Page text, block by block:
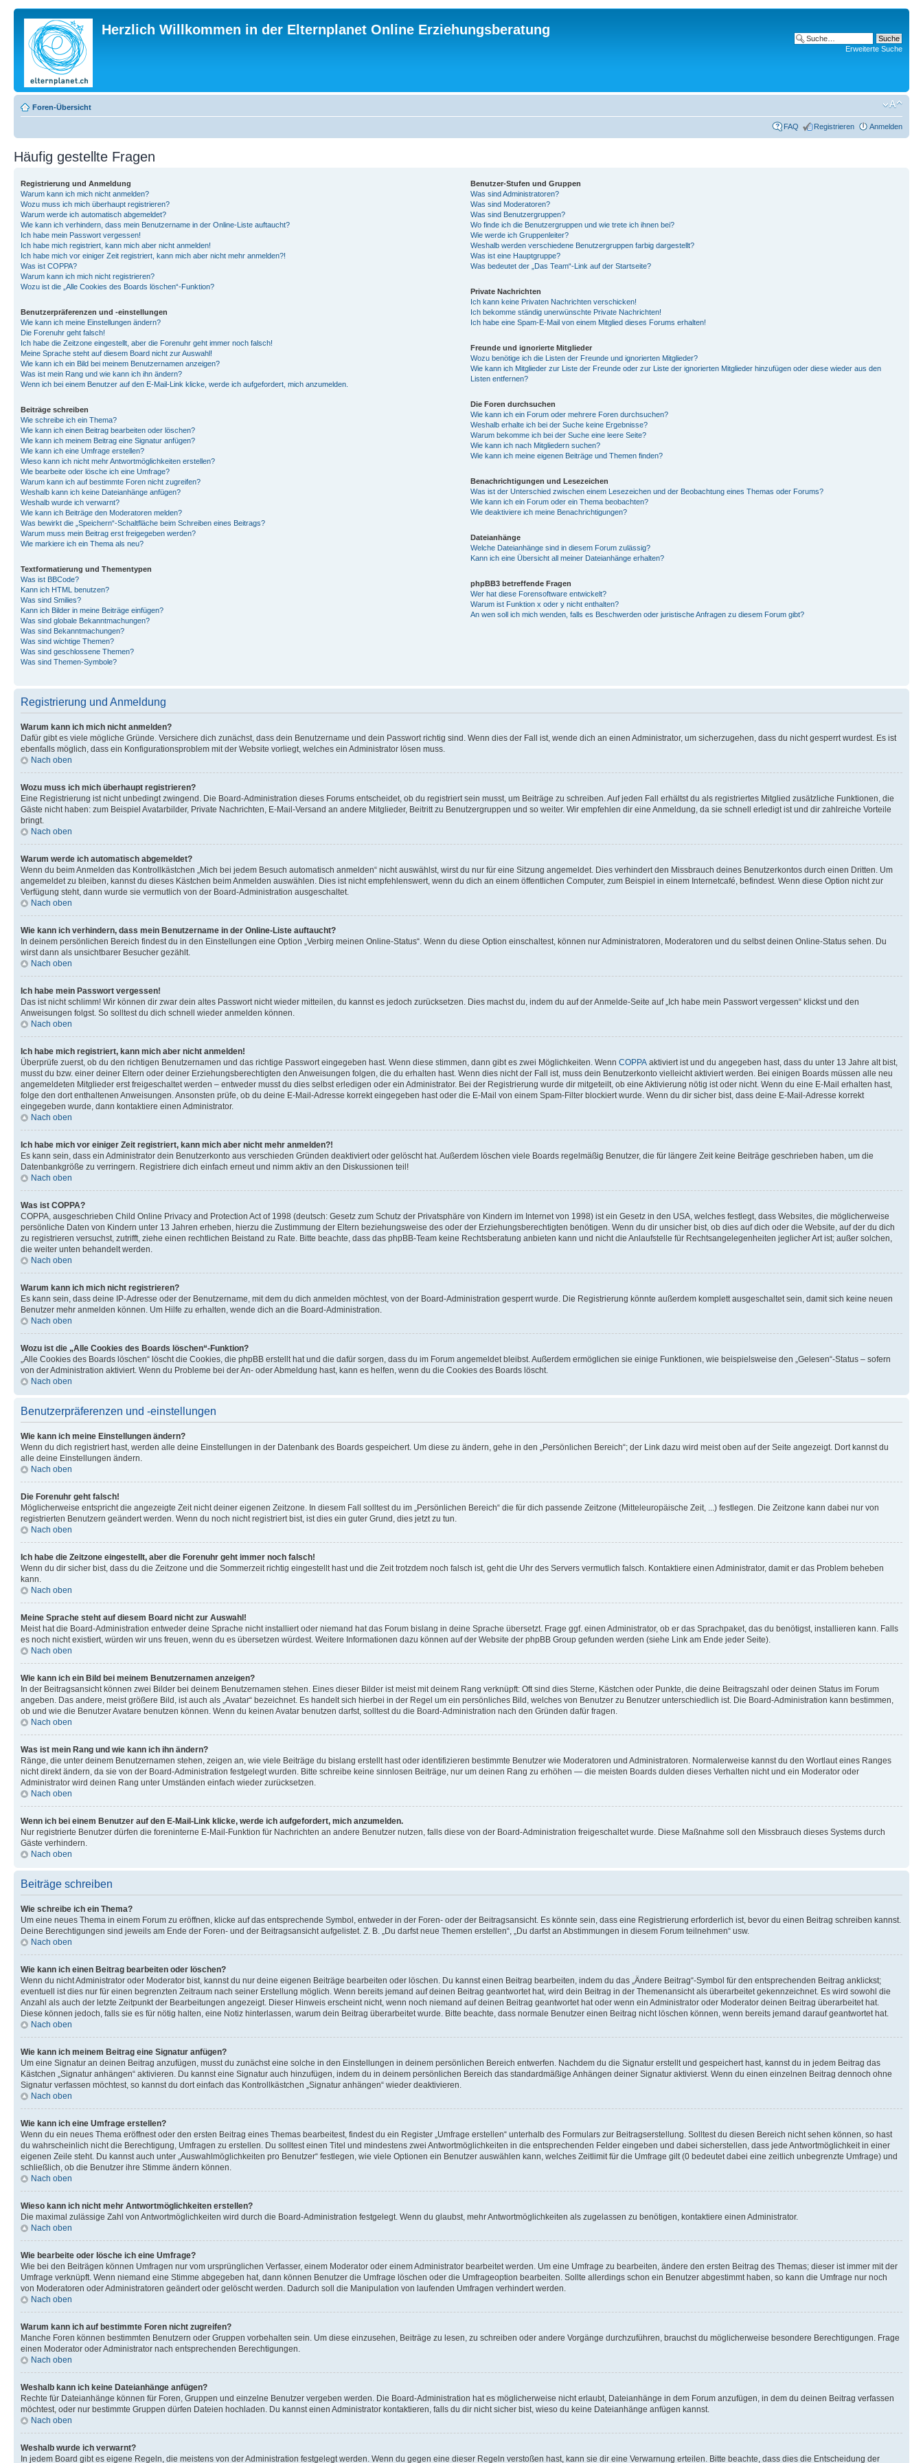
Herzlich Willkommen in der Elternplanet Online Erziehungsberatung
Erweiterte Suche
Foren-Übersicht
FAQ Registrieren Anmelden
Häufig gestellte Fragen
Registrierung und Anmeldung
Warum kann ich mich nicht anmelden?
Wozu muss ich mich überhaupt registrieren?
Warum werde ich automatisch abgemeldet?
Wie kann ich verhindern, dass mein Benutzername in der Online-Liste auftaucht?
Ich habe mein Passwort vergessen!
Ich habe mich registriert, kann mich aber nicht anmelden!
Ich habe mich vor einiger Zeit registriert, kann mich aber nicht mehr anmelden?!
Was ist COPPA?
Warum kann ich mich nicht registrieren?
Wozu ist die „Alle Cookies des Boards löschen“-Funktion?
Benutzerpräferenzen und -einstellungen
Wie kann ich meine Einstellungen ändern?
Die Forenuhr geht falsch!
Ich habe die Zeitzone eingestellt, aber die Forenuhr geht immer noch falsch!
Meine Sprache steht auf diesem Board nicht zur Auswahl!
Wie kann ich ein Bild bei meinem Benutzernamen anzeigen?
Was ist mein Rang und wie kann ich ihn ändern?
Wenn ich bei einem Benutzer auf den E-Mail-Link klicke, werde ich aufgefordert, mich anzumelden.
Beiträge schreiben
Wie schreibe ich ein Thema?
Wie kann ich einen Beitrag bearbeiten oder löschen?
Wie kann ich meinem Beitrag eine Signatur anfügen?
Wie kann ich eine Umfrage erstellen?
Wieso kann ich nicht mehr Antwortmöglichkeiten erstellen?
Wie bearbeite oder lösche ich eine Umfrage?
Warum kann ich auf bestimmte Foren nicht zugreifen?
Weshalb kann ich keine Dateianhänge anfügen?
Weshalb wurde ich verwarnt?
Wie kann ich Beiträge den Moderatoren melden?
Was bewirkt die „Speichern“-Schaltfläche beim Schreiben eines Beitrags?
Warum muss mein Beitrag erst freigegeben werden?
Wie markiere ich ein Thema als neu?
Textformatierung und Thementypen
Was ist BBCode?
Kann ich HTML benutzen?
Was sind Smilies?
Kann ich Bilder in meine Beiträge einfügen?
Was sind globale Bekanntmachungen?
Was sind Bekanntmachungen?
Was sind wichtige Themen?
Was sind geschlossene Themen?
Was sind Themen-Symbole?
Benutzer-Stufen und Gruppen
Was sind Administratoren?
Was sind Moderatoren?
Was sind Benutzergruppen?
Wo finde ich die Benutzergruppen und wie trete ich ihnen bei?
Wie werde ich Gruppenleiter?
Weshalb werden verschiedene Benutzergruppen farbig dargestellt?
Was ist eine Hauptgruppe?
Was bedeutet der „Das Team“-Link auf der Startseite?
Private Nachrichten
Ich kann keine Privaten Nachrichten verschicken!
Ich bekomme ständig unerwünschte Private Nachrichten!
Ich habe eine Spam-E-Mail von einem Mitglied dieses Forums erhalten!
Freunde und ignorierte Mitglieder
Wozu benötige ich die Listen der Freunde und ignorierten Mitglieder?
Wie kann ich Mitglieder zur Liste der Freunde oder zur Liste der ignorierten Mitglieder hinzufügen oder diese wieder aus den
Listen entfernen?
Die Foren durchsuchen
Wie kann ich ein Forum oder mehrere Foren durchsuchen?
Weshalb erhalte ich bei der Suche keine Ergebnisse?
Warum bekomme ich bei der Suche eine leere Seite?
Wie kann ich nach Mitgliedern suchen?
Wie kann ich meine eigenen Beiträge und Themen finden?
Benachrichtigungen und Lesezeichen
Was ist der Unterschied zwischen einem Lesezeichen und der Beobachtung eines Themas oder Forums?
Wie kann ich ein Forum oder ein Thema beobachten?
Wie deaktiviere ich meine Benachrichtigungen?
Dateianhänge
Welche Dateianhänge sind in diesem Forum zulässig?
Kann ich eine Übersicht all meiner Dateianhänge erhalten?
phpBB3 betreffende Fragen
Wer hat diese Forensoftware entwickelt?
Warum ist Funktion x oder y nicht enthalten?
An wen soll ich mich wenden, falls es Beschwerden oder juristische Anfragen zu diesem Forum gibt?
Registrierung und Anmeldung
Warum kann ich mich nicht anmelden?
Dafür gibt es viele mögliche Gründe. Versichere dich zunächst, dass dein Benutzername und dein Passwort richtig sind. Wenn dies der Fall ist, wende dich an einen Administrator, um sicherzugehen, dass du nicht gesperrt wurdest. Es ist
ebenfalls möglich, dass ein Konfigurationsproblem mit der Website vorliegt, welches ein Administrator lösen muss.
Nach oben
Wozu muss ich mich überhaupt registrieren?
Eine Registrierung ist nicht unbedingt zwingend. Die Board-Administration dieses Forums entscheidet, ob du registriert sein musst, um Beiträge zu schreiben. Auf jeden Fall erhältst du als registriertes Mitglied zusätzliche Funktionen, die
Gäste nicht haben: zum Beispiel Avatarbilder, Private Nachrichten, E-Mail-Versand an andere Mitglieder, Beitritt zu Benutzergruppen und so weiter. Wir empfehlen dir eine Anmeldung, da sie schnell erledigt ist und dir zahlreiche Vorteile
bringt.
Nach oben
Warum werde ich automatisch abgemeldet?
Wenn du beim Anmelden das Kontrollkästchen „Mich bei jedem Besuch automatisch anmelden“ nicht auswählst, wirst du nur für eine Sitzung angemeldet. Dies verhindert den Missbrauch deines Benutzerkontos durch einen Dritten. Um
angemeldet zu bleiben, kannst du dieses Kästchen beim Anmelden auswählen. Dies ist nicht empfehlenswert, wenn du dich an einem öffentlichen Computer, zum Beispiel in einem Internetcafé, befindest. Wenn diese Option nicht zur
Verfügung steht, dann wurde sie vermutlich von der Board-Administration ausgeschaltet.
Nach oben
Wie kann ich verhindern, dass mein Benutzername in der Online-Liste auftaucht?
In deinem persönlichen Bereich findest du in den Einstellungen eine Option „Verbirg meinen Online-Status“. Wenn du diese Option einschaltest, können nur Administratoren, Moderatoren und du selbst deinen Online-Status sehen. Du
wirst dann als unsichtbarer Besucher gezählt.
Nach oben
Ich habe mein Passwort vergessen!
Das ist nicht schlimm! Wir können dir zwar dein altes Passwort nicht wieder mitteilen, du kannst es jedoch zurücksetzen. Dies machst du, indem du auf der Anmelde-Seite auf „Ich habe mein Passwort vergessen“ klickst und den
Anweisungen folgst. So solltest du dich schnell wieder anmelden können.
Nach oben
Ich habe mich registriert, kann mich aber nicht anmelden!
Überprüfe zuerst, ob du den richtigen Benutzernamen und das richtige Passwort eingegeben hast. Wenn diese stimmen, dann gibt es zwei Möglichkeiten. Wenn COPPA aktiviert ist und du angegeben hast, dass du unter 13 Jahre alt bist,
musst du bzw. einer deiner Eltern oder deiner Erziehungsberechtigten den Anweisungen folgen, die du erhalten hast. Wenn dies nicht der Fall ist, muss dein Benutzerkonto vielleicht aktiviert werden. Bei einigen Boards müssen alle neu
angemeldeten Mitglieder erst freigeschaltet werden – entweder musst du dies selbst erledigen oder ein Administrator. Bei der Registrierung wurde dir mitgeteilt, ob eine Aktivierung nötig ist oder nicht. Wenn du eine E-Mail erhalten hast,
folge den dort enthaltenen Anweisungen. Ansonsten prüfe, ob du deine E-Mail-Adresse korrekt eingegeben hast oder die E-Mail von einem Spam-Filter blockiert wurde. Wenn du dir sicher bist, dass deine E-Mail-Adresse korrekt
eingegeben wurde, dann kontaktiere einen Administrator.
Nach oben
Ich habe mich vor einiger Zeit registriert, kann mich aber nicht mehr anmelden?!
Es kann sein, dass ein Administrator dein Benutzerkonto aus verschieden Gründen deaktiviert oder gelöscht hat. Außerdem löschen viele Boards regelmäßig Benutzer, die für längere Zeit keine Beiträge geschrieben haben, um die
Datenbankgröße zu verringern. Registriere dich einfach erneut und nimm aktiv an den Diskussionen teil!
Nach oben
Was ist COPPA?
COPPA, ausgeschrieben Child Online Privacy and Protection Act of 1998 (deutsch: Gesetz zum Schutz der Privatsphäre von Kindern im Internet von 1998) ist ein Gesetz in den USA, welches festlegt, dass Websites, die möglicherweise
persönliche Daten von Kindern unter 13 Jahren erheben, hierzu die Zustimmung der Eltern beziehungsweise des oder der Erziehungsberechtigten benötigen. Wenn du dir unsicher bist, ob dies auf dich oder die Website, auf der du dich
zu registrieren versuchst, zutrifft, ziehe einen rechtlichen Beistand zu Rate. Bitte beachte, dass das phpBB-Team keine Rechtsberatung anbieten kann und nicht die Anlaufstelle für Rechtsangelegenheiten jeglicher Art ist; außer solchen,
die weiter unten behandelt werden.
Nach oben
Warum kann ich mich nicht registrieren?
Es kann sein, dass deine IP-Adresse oder der Benutzername, mit dem du dich anmelden möchtest, von der Board-Administration gesperrt wurde. Die Registrierung könnte außerdem komplett ausgeschaltet sein, damit sich keine neuen
Benutzer mehr anmelden können. Um Hilfe zu erhalten, wende dich an die Board-Administration.
Nach oben
Wozu ist die „Alle Cookies des Boards löschen“-Funktion?
„Alle Cookies des Boards löschen“ löscht die Cookies, die phpBB erstellt hat und die dafür sorgen, dass du im Forum angemeldet bleibst. Außerdem ermöglichen sie einige Funktionen, wie beispielsweise den „Gelesen“-Status – sofern
von der Administration aktiviert. Wenn du Probleme bei der An- oder Abmeldung hast, kann es helfen, wenn du die Cookies des Boards löscht.
Nach oben
Benutzerpräferenzen und -einstellungen
Wie kann ich meine Einstellungen ändern?
Wenn du dich registriert hast, werden alle deine Einstellungen in der Datenbank des Boards gespeichert. Um diese zu ändern, gehe in den „Persönlichen Bereich“; der Link dazu wird meist oben auf der Seite angezeigt. Dort kannst du
alle deine Einstellungen ändern.
Nach oben
Die Forenuhr geht falsch!
Möglicherweise entspricht die angezeigte Zeit nicht deiner eigenen Zeitzone. In diesem Fall solltest du im „Persönlichen Bereich“ die für dich passende Zeitzone (Mitteleuropäische Zeit, ...) festlegen. Die Zeitzone kann dabei nur von
registrierten Benutzern geändert werden. Wenn du noch nicht registriert bist, ist dies ein guter Grund, dies jetzt zu tun.
Nach oben
Ich habe die Zeitzone eingestellt, aber die Forenuhr geht immer noch falsch!
Wenn du dir sicher bist, dass du die Zeitzone und die Sommerzeit richtig eingestellt hast und die Zeit trotzdem noch falsch ist, geht die Uhr des Servers vermutlich falsch. Kontaktiere einen Administrator, damit er das Problem beheben
kann.
Nach oben
Meine Sprache steht auf diesem Board nicht zur Auswahl!
Meist hat die Board-Administration entweder deine Sprache nicht installiert oder niemand hat das Forum bislang in deine Sprache übersetzt. Frage ggf. einen Administrator, ob er das Sprachpaket, das du benötigst, installieren kann. Falls
es noch nicht existiert, würden wir uns freuen, wenn du es übersetzen würdest. Weitere Informationen dazu können auf der Website der phpBB Group gefunden werden (siehe Link am Ende jeder Seite).
Nach oben
Wie kann ich ein Bild bei meinem Benutzernamen anzeigen?
In der Beitragsansicht können zwei Bilder bei deinem Benutzernamen stehen. Eines dieser Bilder ist meist mit deinem Rang verknüpft: Oft sind dies Sterne, Kästchen oder Punkte, die deine Beitragszahl oder deinen Status im Forum
angeben. Das andere, meist größere Bild, ist auch als „Avatar“ bezeichnet. Es handelt sich hierbei in der Regel um ein persönliches Bild, welches von Benutzer zu Benutzer unterschiedlich ist. Die Board-Administration kann bestimmen,
ob und wie die Benutzer Avatare benutzen können. Wenn du keinen Avatar benutzen darfst, solltest du die Board-Administration nach den Gründen dafür fragen.
Nach oben
Was ist mein Rang und wie kann ich ihn ändern?
Ränge, die unter deinem Benutzernamen stehen, zeigen an, wie viele Beiträge du bislang erstellt hast oder identifizieren bestimmte Benutzer wie Moderatoren und Administratoren. Normalerweise kannst du den Wortlaut eines Ranges
nicht direkt ändern, da sie von der Board-Administration festgelegt wurden. Bitte schreibe keine sinnlosen Beiträge, nur um deinen Rang zu erhöhen — die meisten Boards dulden dieses Verhalten nicht und ein Moderator oder
Administrator wird deinen Rang unter Umständen einfach wieder zurücksetzen.
Nach oben
Wenn ich bei einem Benutzer auf den E-Mail-Link klicke, werde ich aufgefordert, mich anzumelden.
Nur registrierte Benutzer dürfen die foreninterne E-Mail-Funktion für Nachrichten an andere Benutzer nutzen, falls diese von der Board-Administration freigeschaltet wurde. Diese Maßnahme soll den Missbrauch dieses Systems durch
Gäste verhindern.
Nach oben
Beiträge schreiben
Wie schreibe ich ein Thema?
Um eine neues Thema in einem Forum zu eröffnen, klicke auf das entsprechende Symbol, entweder in der Foren- oder der Beitragsansicht. Es könnte sein, dass eine Registrierung erforderlich ist, bevor du einen Beitrag schreiben kannst.
Deine Berechtigungen sind jeweils am Ende der Foren- und der Beitragsansicht aufgelistet. Z. B. „Du darfst neue Themen erstellen“, „Du darfst an Abstimmungen in diesem Forum teilnehmen“ usw.
Nach oben
Wie kann ich einen Beitrag bearbeiten oder löschen?
Wenn du nicht Administrator oder Moderator bist, kannst du nur deine eigenen Beiträge bearbeiten oder löschen. Du kannst einen Beitrag bearbeiten, indem du das „Ändere Beitrag“-Symbol für den entsprechenden Beitrag anklickst;
eventuell ist dies nur für einen begrenzten Zeitraum nach seiner Erstellung möglich. Wenn bereits jemand auf deinen Beitrag geantwortet hat, wird dein Beitrag in der Themenansicht als überarbeitet gekennzeichnet. Es wird sowohl die
Anzahl als auch der letzte Zeitpunkt der Bearbeitungen angezeigt. Dieser Hinweis erscheint nicht, wenn noch niemand auf deinen Beitrag geantwortet hat oder wenn ein Administrator oder Moderator deinen Beitrag überarbeitet hat.
Diese können jedoch, falls sie es für nötig halten, eine Notiz hinterlassen, warum dein Beitrag überarbeitet wurde. Bitte beachte, dass normale Benutzer einen Beitrag nicht löschen können, wenn bereits jemand darauf geantwortet hat.
Nach oben
Wie kann ich meinem Beitrag eine Signatur anfügen?
Um eine Signatur an deinen Beitrag anzufügen, musst du zunächst eine solche in den Einstellungen in deinem persönlichen Bereich entwerfen. Nachdem du die Signatur erstellt und gespeichert hast, kannst du in jedem Beitrag das
Kästchen „Signatur anhängen“ aktivieren. Du kannst eine Signatur auch hinzufügen, indem du in deinem persönlichen Bereich das standardmäßige Anhängen deiner Signatur aktivierst. Wenn du einen einzelnen Beitrag dennoch ohne
Signatur verfassen möchtest, so kannst du dort einfach das Kontrollkästchen „Signatur anhängen“ wieder deaktivieren.
Nach oben
Wie kann ich eine Umfrage erstellen?
Wenn du ein neues Thema eröffnest oder den ersten Beitrag eines Themas bearbeitest, findest du ein Register „Umfrage erstellen“ unterhalb des Formulars zur Beitragserstellung. Solltest du diesen Bereich nicht sehen können, so hast
du wahrscheinlich nicht die Berechtigung, Umfragen zu erstellen. Du solltest einen Titel und mindestens zwei Antwortmöglichkeiten in die entsprechenden Felder eingeben und dabei sicherstellen, dass jede Antwortmöglichkeit in einer
eigenen Zeile steht. Du kannst auch unter „Auswahlmöglichkeiten pro Benutzer“ festlegen, wie viele Optionen ein Benutzer auswählen kann, welches Zeitlimit für die Umfrage gilt (0 bedeutet dabei eine zeitlich unbegrenzte Umfrage) und
schließlich, ob die Benutzer ihre Stimme ändern können.
Nach oben
Wieso kann ich nicht mehr Antwortmöglichkeiten erstellen?
Die maximal zulässige Zahl von Antwortmöglichkeiten wird durch die Board-Administration festgelegt. Wenn du glaubst, mehr Antwortmöglichkeiten als zugelassen zu benötigen, kontaktiere einen Administrator.
Nach oben
Wie bearbeite oder lösche ich eine Umfrage?
Wie bei den Beiträgen können Umfragen nur vom ursprünglichen Verfasser, einem Moderator oder einem Administrator bearbeitet werden. Um eine Umfrage zu bearbeiten, ändere den ersten Beitrag des Themas; dieser ist immer mit der
Umfrage verknüpft. Wenn niemand eine Stimme abgegeben hat, dann können Benutzer die Umfrage löschen oder die Umfrageoption bearbeiten. Sollte allerdings schon ein Benutzer abgestimmt haben, so kann die Umfrage nur noch
von Moderatoren oder Administratoren geändert oder gelöscht werden. Dadurch soll die Manipulation von laufenden Umfragen verhindert werden.
Nach oben
Warum kann ich auf bestimmte Foren nicht zugreifen?
Manche Foren können bestimmten Benutzern oder Gruppen vorbehalten sein. Um diese einzusehen, Beiträge zu lesen, zu schreiben oder andere Vorgänge durchzuführen, brauchst du möglicherweise besondere Berechtigungen. Frage
einen Moderator oder Administrator nach entsprechenden Berechtigungen.
Nach oben
Weshalb kann ich keine Dateianhänge anfügen?
Rechte für Dateianhänge können für Foren, Gruppen und einzelne Benutzer vergeben werden. Die Board-Administration hat es möglicherweise nicht erlaubt, Dateianhänge in dem Forum anzufügen, in dem du deinen Beitrag verfassen
möchtest, oder nur bestimmte Gruppen dürfen Dateien hochladen. Du kannst einen Administrator kontaktieren, falls du dir nicht sicher bist, wieso du keine Dateianhänge anfügen kannst.
Nach oben
Weshalb wurde ich verwarnt?
In jedem Board gibt es eigene Regeln, die meistens von der Administration festgelegt werden. Wenn du gegen eine dieser Regeln verstoßen hast, kann sie dir eine Verwarnung erteilen. Bitte beachte, dass dies die Entscheidung der